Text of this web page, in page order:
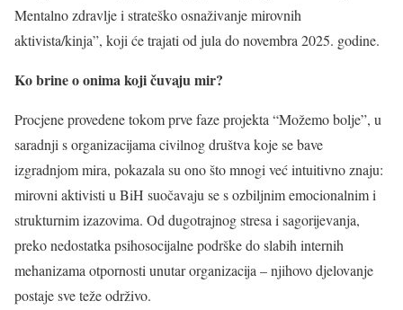
Mentalno zdravlje i strateško osnaživanje mirovnih
aktivista/kinja”, koji će trajati od jula do novembra 2025. godine.
Ko brine o onima koji čuvaju mir?
Procjene provedene tokom prve faze projekta “Možemo bolje”, u
saradnji s organizacijama civilnog društva koje se bave
izgradnjom mira, pokazala su ono što mnogi već intuitivno znaju:
mirovni aktivisti u BiH suočavaju se s ozbiljnim emocionalnim i
strukturnim izazovima. Od dugotrajnog stresa i sagorijevanja,
preko nedostatka psihosocijalne podrške do slabih internih
mehanizama otpornosti unutar organizacija – njihovo djelovanje
postaje sve teže održivo.